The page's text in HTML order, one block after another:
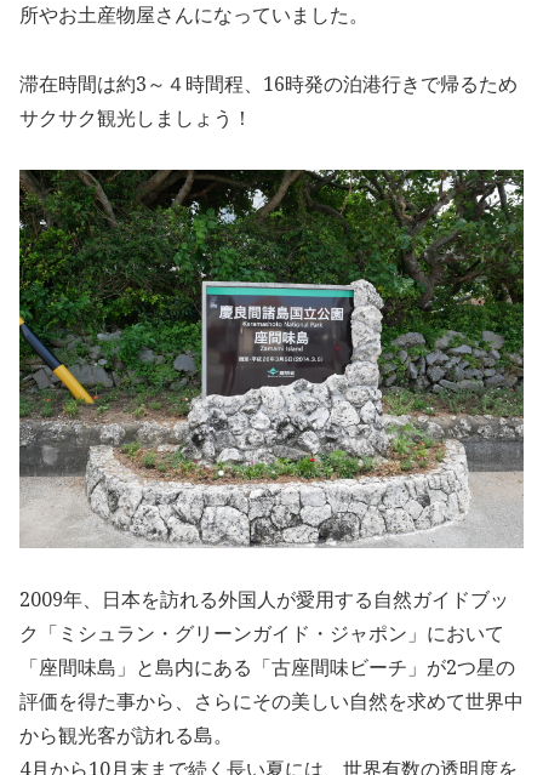
所やお土産物屋さんになっていました。
滞在時間は約3～４時間程、16時発の泊港行きで帰るため
サクサク観光しましょう！
2009年、日本を訪れる外国人が愛用する自然ガイドブッ
ク「ミシュラン・グリーンガイド・ジャポン」において
「座間味島」と島内にある「古座間味ビーチ」が2つ星の
評価を得た事から、さらにその美しい自然を求めて世界中
から観光客が訪れる島。
4月から10月末まで続く長い夏には、世界有数の透明度を